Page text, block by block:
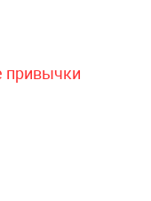
привычки